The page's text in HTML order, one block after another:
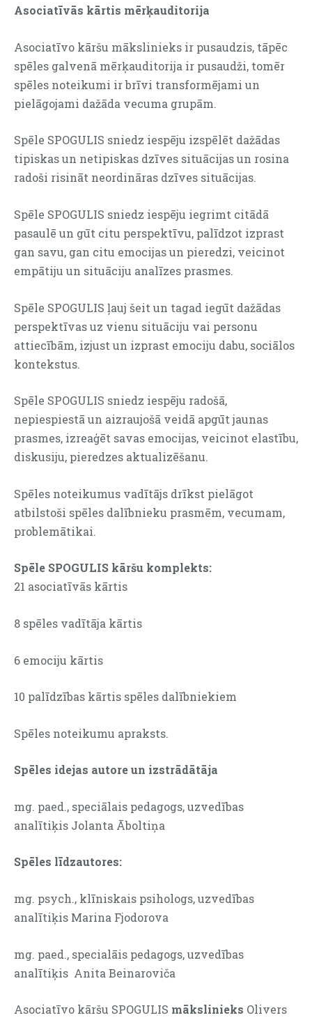
Asociatīvās kārtis mērķauditorija
Asociatīvo kāršu mākslinieks ir pusaudzis, tāpēc
spēles galvenā mērķauditorija ir pusaudži, tomēr
spēles noteikumi ir brīvi transformējami un
pielāgojami dažāda vecuma grupām.
Spēle SPOGULIS sniedz iespēju izspēlēt dažādas
tipiskas un netipiskas dzīves situācijas un rosina
radoši risināt neordināras dzīves situācijas.
Spēle SPOGULIS sniedz iespēju iegrimt citādā
pasaulē un gūt citu perspektīvu, palīdzot izprast
gan savu, gan citu emocijas un pieredzi, veicinot
empātiju un situāciju analīzes prasmes.
Spēle SPOGULIS ļauj šeit un tagad iegūt dažādas
perspektīvas uz vienu situāciju vai personu
attiecībām, izjust un izprast emociju dabu, sociālos
kontekstus.
Spēle SPOGULIS sniedz iespēju radošā,
nepiespiestā un aizraujošā veidā apgūt jaunas
prasmes, izreaģēt savas emocijas, veicinot elastību,
diskusiju, pieredzes aktualizēšanu.
Spēles noteikumus vadītājs drīkst pielāgot
atbilstoši spēles dalībnieku prasmēm, vecumam,
problemātikai.
Spēle SPOGULIS kāršu komplekts:
21 asociatīvās kārtis
8 spēles vadītāja kārtis
6 emociju kārtis
10 palīdzības kārtis spēles dalībniekiem
Spēles noteikumu apraksts.
Spēles idejas autore un izstrādātāja
mg. paed., speciālais pedagogs, uzvedības
analītiķis Jolanta Āboltiņa
Spēles līdzautores:
mg. psych., klīniskais psihologs, uzvedības
analītiķis Marina Fjodorova
mg. paed., specialāis pedagogs, uzvedības
analītiķis Anita Beinaroviča
Asociatīvo kāršu SPOGULIS mākslinieks Olivers